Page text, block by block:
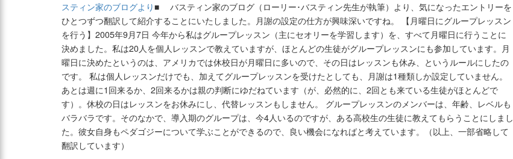
スティン家のブログより■ バスティン家のブログ（ローリー･バスティン先生が執筆）より、気になったエントリーを
ひとつずつ翻訳して紹介することにいたしました。月謝の設定の仕方が興味深いですね。 【月曜日にグループレッスン
を行う】2005年9月7日 今年から私はグループレッスン（主にセオリーを学習します）を、すべて月曜日に行うことに
決めました。私は20人を個人レッスンで教えていますが、ほとんどの生徒がグループレッスンにも参加しています。月
曜日に決めたというのは、アメリカでは休校日が月曜日に多いので、その日はレッスンも休み、というルールにしたの
です。 私は個人レッスンだけでも、加えてグループレッスンを受けたとしても、月謝は1種類しか設定していません。
あとは週に1回来るか、2回来るかは親の判断にゆだねています（が、必然的に、2回とも来ている生徒がほとんどで
す）。休校の日はレッスンをお休みにし、代替レッスンもしません。 グループレッスンのメンバーは、年齢、レベルも
バラバラです。そのなかで、導入期のグループは、今4人いるのですが、ある高校生の生徒に教えてもらうことにしまし
た。彼女自身もペダゴジーについて学ぶことができるので、良い機会になればと考えています。（以上、一部省略して
翻訳しています）